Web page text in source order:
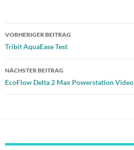
Beitragsnavigation
VORHERIGER BEITRAG
Tribit AquaEase Test
NÄCHSTER BEITRAG
EcoFlow Delta 2 Max Powerstation Video